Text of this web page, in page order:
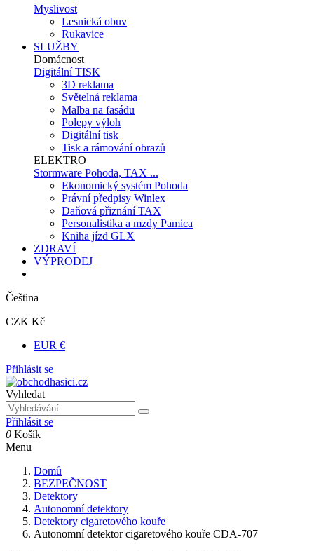
Myslivost
Lesnická obuv
Rukavice
SLUŽBY
Domácnost
Digitální TISK
3D reklama
Světelná reklama
Malba na fasádu
Polepy výloh
Digitální tisk
Tisk a rámování obrazů
ELEKTRO
Stormware Pohoda, TAX ...
Ekonomický systém Pohoda
Právní předpisy Winlex
Daňová přiznání TAX
Personalistika a mzdy Pamica
Kniha jízd GLX
ZDRAVÍ
VÝPRODEJ
Čeština
CZK Kč
EUR €
Přihlásit se
Vyhledat
Přihlásit se
0 Košík
Menu
Domů
BEZPEČNOST
Detektory
Autonomní detektory
Detektory cigaretového kouře
Autonomní detektor cigaretového kouře CDA-707